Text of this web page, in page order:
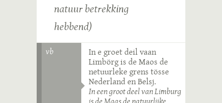
natuur betrekking
hebbend)
vb
In e groet deil vaan
Limbörg is de Maos de
netuurleke grens tösse
Nederland en Belsj.
In een groot deel van Limburg